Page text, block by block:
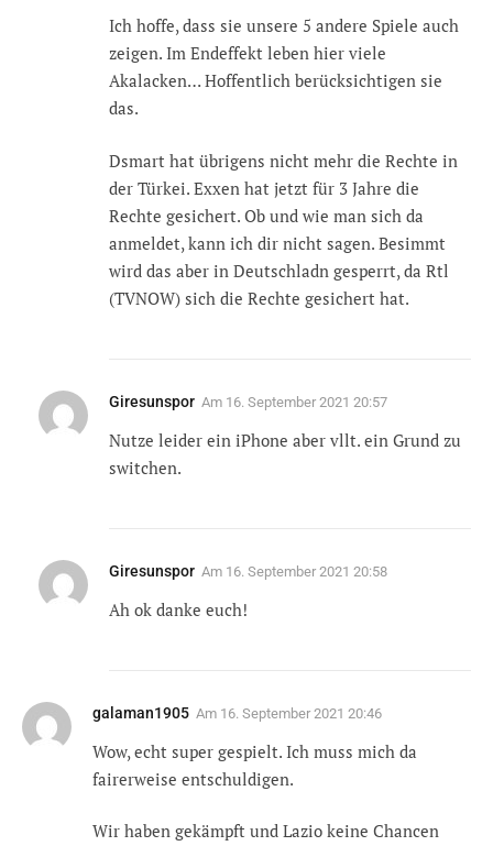
Ich hoffe, dass sie unsere 5 andere Spiele auch
zeigen. Im Endeffekt leben hier viele
Akalacken… Hoffentlich berücksichtigen sie
das.
Dsmart hat übrigens nicht mehr die Rechte in
der Türkei. Exxen hat jetzt für 3 Jahre die
Rechte gesichert. Ob und wie man sich da
anmeldet, kann ich dir nicht sagen. Besimmt
wird das aber in Deutschladn gesperrt, da Rtl
(TVNOW) sich die Rechte gesichert hat.
Giresunspor Am 16. September 2021 20:57
Nutze leider ein iPhone aber vllt. ein Grund zu
switchen.
Giresunspor Am 16. September 2021 20:58
Ah ok danke euch!
galaman1905 Am 16. September 2021 20:46
Wow, echt super gespielt. Ich muss mich da
fairerweise entschuldigen.
Wir haben gekämpft und Lazio keine Chancen